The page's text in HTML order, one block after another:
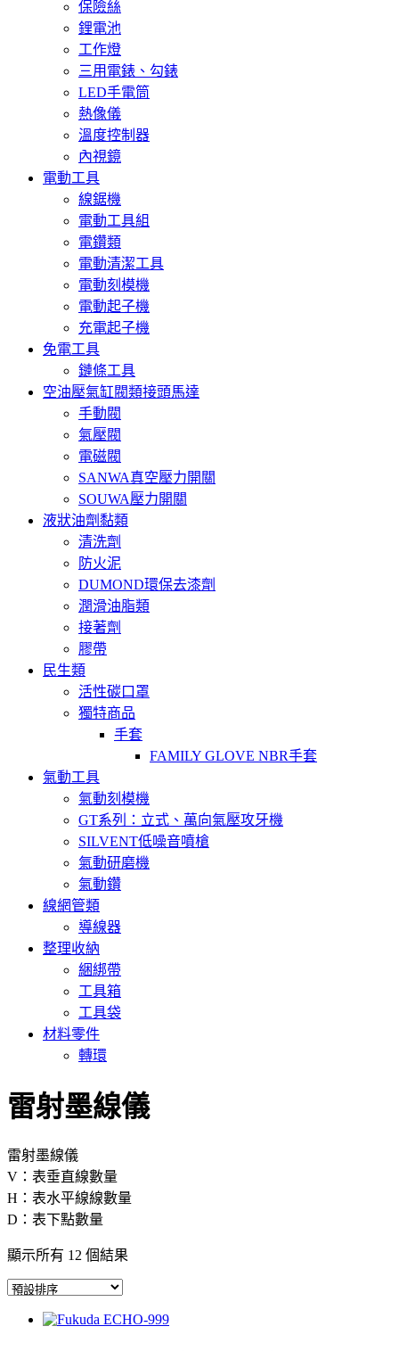
保險絲
鋰電池
工作燈
三用電錶、勾錶
LED手電筒
熱像儀
溫度控制器
內視鏡
電動工具
線鋸機
電動工具組
電鑽類
電動清潔工具
電動刻模機
電動起子機
充電起子機
免電工具
鏈條工具
空油壓氣缸閥類接頭馬達
手動閥
氣壓閥
電磁閥
SANWA真空壓力開關
SOUWA壓力開關
液狀油劑黏類
清洗劑
防火泥
DUMOND環保去漆劑
潤滑油脂類
接著劑
膠帶
民生類
活性碳口罩
獨特商品
手套
FAMILY GLOVE NBR手套
氣動工具
氣動刻模機
GT系列：立式、萬向氣壓攻牙機
SILVENT低噪音噴槍
氣動研磨機
氣動鑽
線網管類
導線器
整理收納
綑綁帶
工具箱
工具袋
材料零件
轉環
雷射墨線儀
雷射墨線儀
V：表垂直線數量
H：表水平線線數量
D：表下點數量
顯示所有 12 個結果